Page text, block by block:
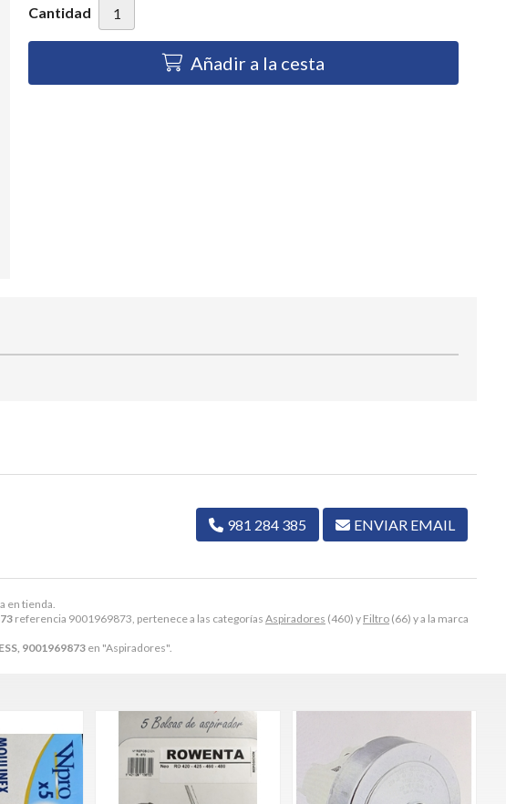
Cantidad
Añadir a la cesta
en tienda.
referencia 9001969873, pertenece a las categorías Aspiradores (460) y Filtro (66) y a la marca
9001969873 en "Aspiradores".
981 284 385 ENVIAR EMAIL